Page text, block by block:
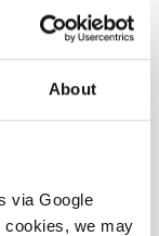
About
via Google
cookies, we may
la pression